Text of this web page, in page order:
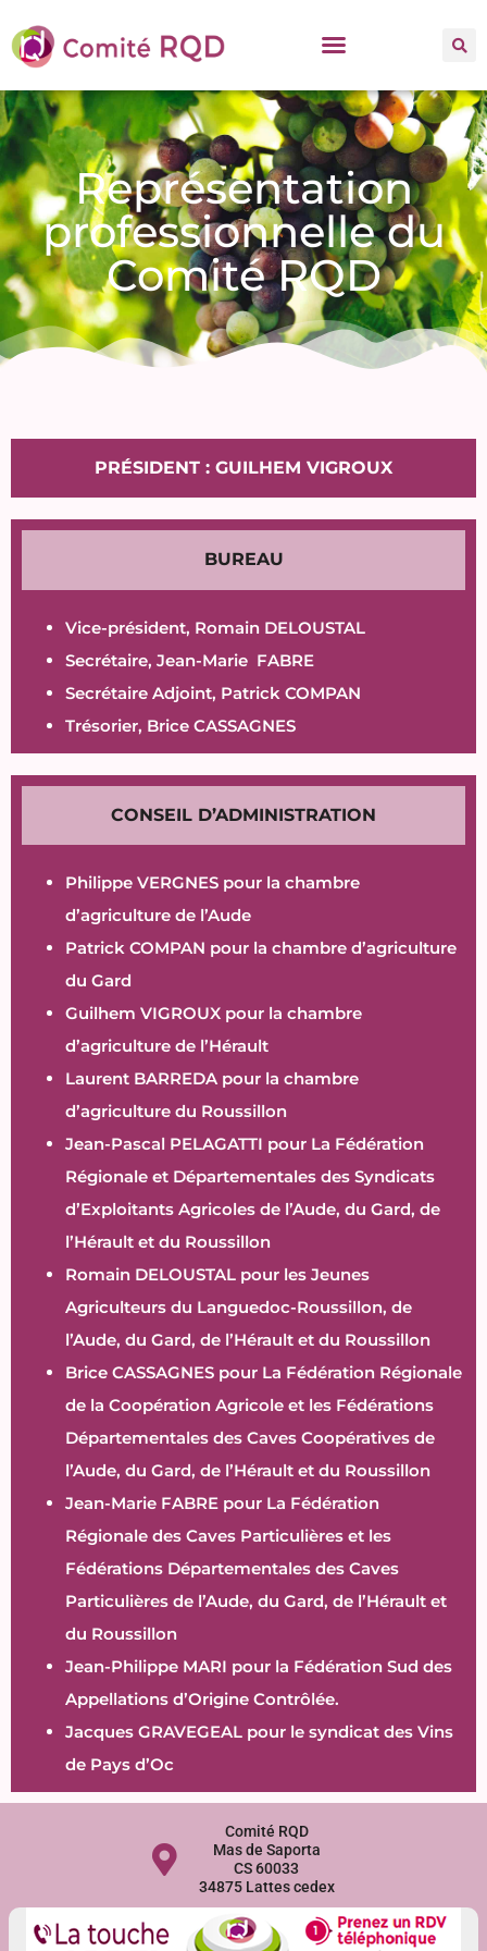
Représentation
professionnelle du
Comité RQD
PRÉSIDENT : GUILHEM VIGROUX
BUREAU
Vice-président, Romain DELOUSTAL
Secrétaire, Jean-Marie FABRE
Secrétaire Adjoint, Patrick COMPAN
Trésorier, Brice CASSAGNES
CONSEIL D’ADMINISTRATION
Philippe VERGNES pour la chambre
d’agriculture de l’Aude
Patrick COMPAN pour la chambre d’agriculture
du Gard
Guilhem VIGROUX pour la chambre
d’agriculture de l’Hérault
Laurent BARREDA pour la chambre
d’agriculture du Roussillon
Jean-Pascal PELAGATTI pour La Fédération
Régionale et Départementales des Syndicats
d’Exploitants Agricoles de l’Aude, du Gard, de
l’Hérault et du Roussillon
Romain DELOUSTAL pour les Jeunes
Agriculteurs du Languedoc-Roussillon, de
l’Aude, du Gard, de l’Hérault et du Roussillon
Brice CASSAGNES pour La Fédération Régionale
de la Coopération Agricole et les Fédérations
Départementales des Caves Coopératives de
l’Aude, du Gard, de l’Hérault et du Roussillon
Jean-Marie FABRE pour La Fédération
Régionale des Caves Particulières et les
Fédérations Départementales des Caves
Particulières de l’Aude, du Gard, de l’Hérault et
du Roussillon
Jean-Philippe MARI pour la Fédération Sud des
Appellations d’Origine Contrôlée.
Jacques GRAVEGEAL pour le syndicat des Vins
de Pays d’Oc
Comité RQD
Mas de Saporta
CS 60033
34875 Lattes cedex